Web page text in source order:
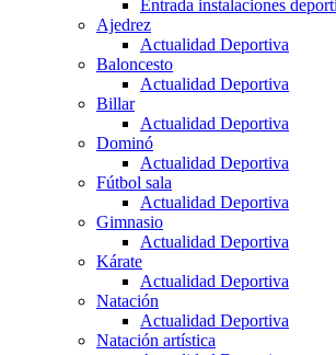
Entrada instalaciones
Ajedrez
Actualidad Deportiva
Baloncesto
Actualidad Deportiva
Billar
Actualidad Deportiva
Dominó
Actualidad Deportiva
Fútbol sala
Actualidad Deportiva
Gimnasio
Actualidad Deportiva
Kárate
Actualidad Deportiva
Natación
Actualidad Deportiva
Natación artística